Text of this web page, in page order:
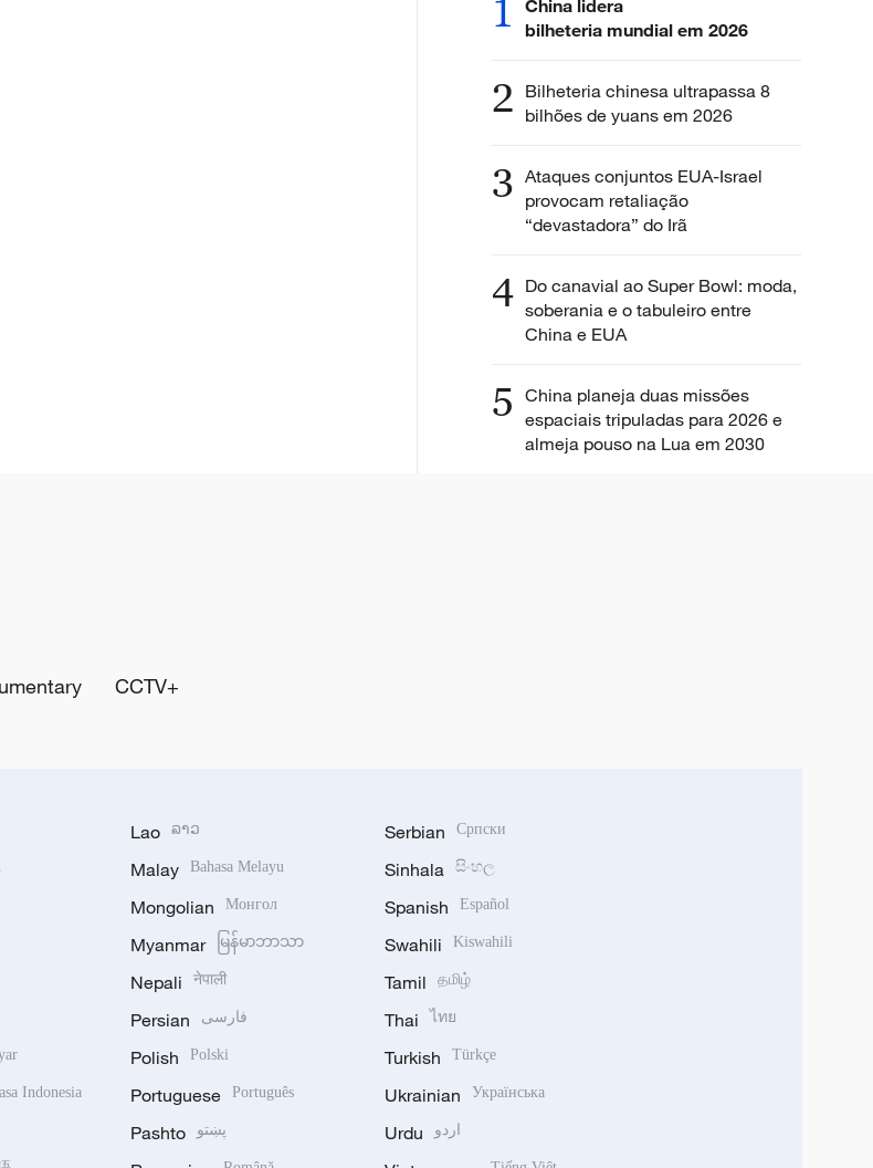
1
China lidera
bilheteria mundial em 2026
2 Bilheteria chinesa ultrapassa 8
bilhões de yuans em 2026
3 Ataques conjuntos EUA-Israel
provocam retaliação
“devastadora” do Irã
4 Do canavial ao Super Bowl: moda,
soberania e o tabuleiro entre
China e EUA
5 China planeja duas missões
espaciais tripuladas para 2026 e
almeja pouso na Lua em 2030
CCTV+
Indonesia
Lao ລາວ
Malay Bahasa Melayu
Mongolian Монгол
Myanmar မြန်မာဘာသာ
Nepali नेपाली
Persian فارسی
Polish Polski
Portuguese Português
Pashto پښتو
Serbian Српски
Sinhala සිංහල
Spanish Español
Swahili Kiswahili
Tamil தமிழ்
Thai ไทย
Turkish Türkçe
Ukrainian Українська
Urdu اردو